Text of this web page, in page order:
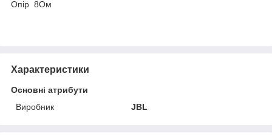
Опір 8Ом
Характеристики
Основні атрибути
Виробник
JBL